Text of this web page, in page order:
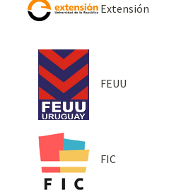
Extensión
FEUU
FIC